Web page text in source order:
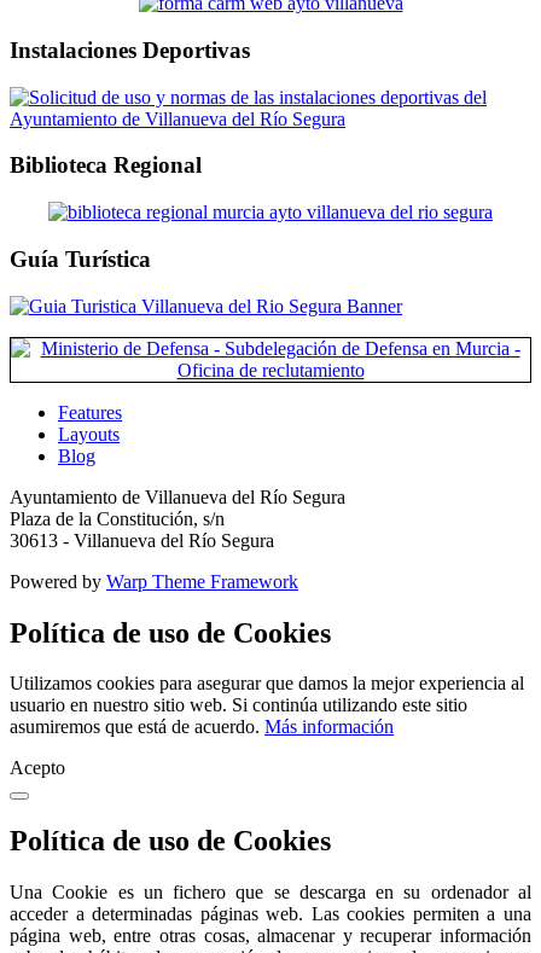
Instalaciones Deportivas
Biblioteca Regional
Guía Turística
Features
Layouts
Blog
Ayuntamiento de Villanueva del Río Segura
Plaza de la Constitución, s/n
30613 - Villanueva del Río Segura
Powered by Warp Theme Framework
Política de uso de Cookies
Utilizamos cookies para asegurar que damos la mejor experiencia al
usuario en nuestro sitio web. Si continúa utilizando este sitio
asumiremos que está de acuerdo. Más información
Acepto
Política de uso de Cookies
Una Cookie es un fichero que se descarga en su ordenador al
acceder a determinadas páginas web. Las cookies permiten a una
página web, entre otras cosas, almacenar y recuperar información